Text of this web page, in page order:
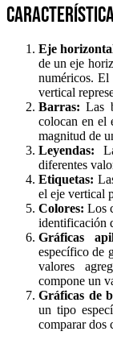
Eje
de un eje
numéricos. El
vertical
Barras: Las
colocan en el
magnitud de
Leyendas:
diferentes
Etiquetas:
el eje vertical
Colores: Los
identificación
Gráficas
específico de
valores
compone un
Gráficas de
un tipo
comparar dos